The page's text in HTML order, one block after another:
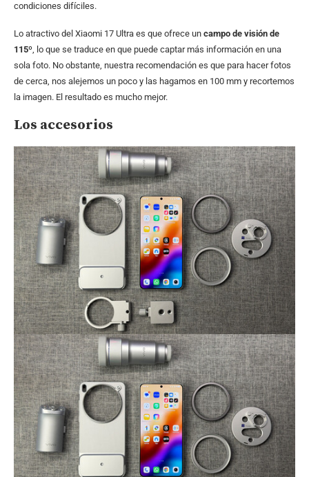
condiciones difíciles.
Lo atractivo del Xiaomi 17 Ultra es que ofrece un campo de visión de
115º, lo que se traduce en que puede captar más información en una
sola foto. No obstante, nuestra recomendación es que para hacer fotos
de cerca, nos alejemos un poco y las hagamos en 100 mm y recortemos
la imagen. El resultado es mucho mejor.
Los accesorios